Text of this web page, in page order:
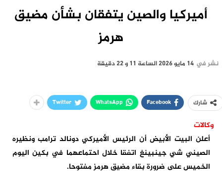
أميركيا والصين يتفقان بشأن مضيق
هرمز
نشر في 14 مايو 2026 الساعة 11 و 22 دقيقة
شارك Facebook
WhatsApp
Twitter
وكالات
أعلن البيت الأبيض أن الرئيس الأميركي دونالد ترامب ونظيره
الصيني شي جينبينغ اتفقا خلال احتماعهما في بكين اليوم
الخميس على ضرورة بقاء مضيق هرمز مفتوحا.